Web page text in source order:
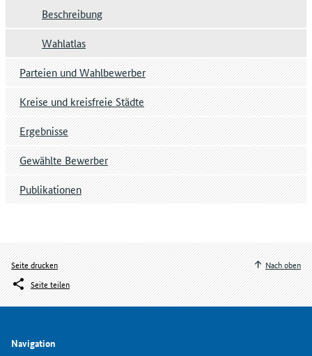
Beschreibung
Wahlatlas
Parteien und Wahlbewerber
Kreise und kreisfreie Städte
Ergebnisse
Gewählte Bewerber
Publikationen
Seite drucken
Seite teilen
Nach oben
Navigation